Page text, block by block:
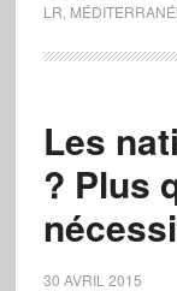
LR
Les
? Plus
30 AVRIL 2015